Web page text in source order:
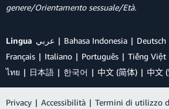
genere/Orientamento sessuale/Età.
Lingua عربي Bahasa Indonesia Deutsch
Français
Italiano Português Tiếng Việt
ไทย
日本語 한국어 中文 (简体) 中文
Privacy | Accessibilità | Termini di utilizzo